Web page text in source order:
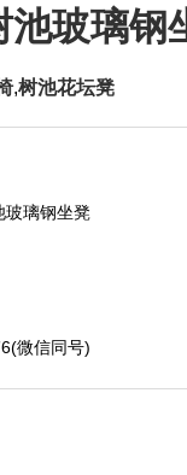
池玻璃钢
,树池花坛凳
玻璃钢坐凳
微信同号)